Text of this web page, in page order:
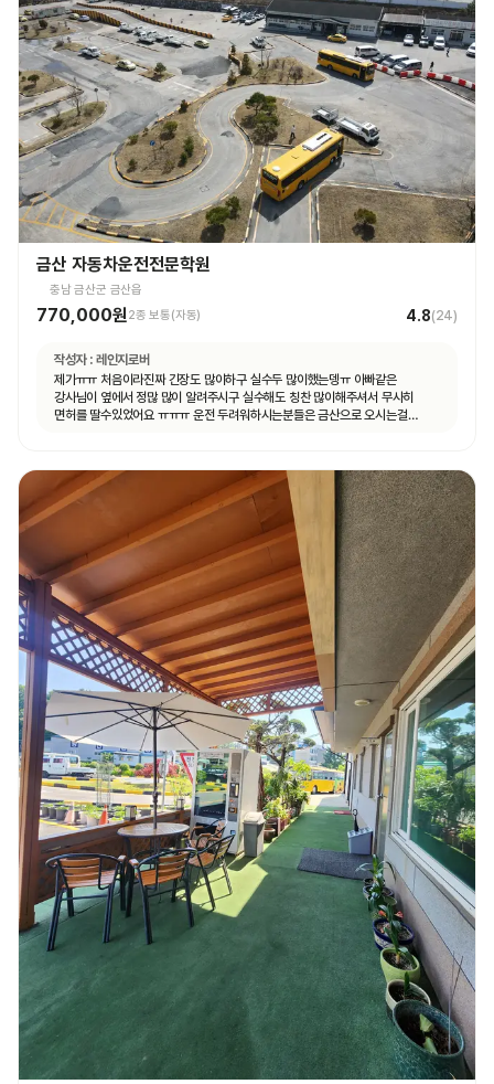
금산 자동차운전전문학원
충남 금산군 금산읍
770,000원2종 보통(자동) 4.8(24)
작성자 : 레인지로버
제가ㅠㅠ 처음이라진짜 긴장도 많이하구 실수두 많이했는뎅ㅠ 아빠같은
강사님이 옆에서 정많 많이 알려주시구 실수해도 칭찬 많이해주셔서 무사히
면허를 딸수있었어요 ㅠㅠㅠ 운전 두려워하시는분들은 금산으로 오시는걸